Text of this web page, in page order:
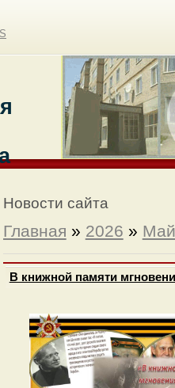
Новости сайта
Главная » 2026 » Май
В книжной памяти